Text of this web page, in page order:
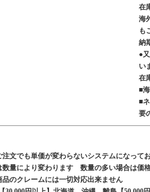
在
海
も
納
●
い
在
■
■
要
注意
文でも単価が変わらないシステムになって
量により変わります 数量の多い場合は価
品のクレームには一切対応出来ません